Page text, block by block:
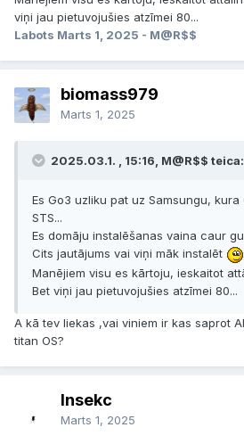
viņi jau pietuvojušies atzīmei 80...
Labots Marts 1, 2025 - M@R$$
biomass979
Marts 1, 2025
2025.03.1. , 15:16, M@R$$ teica:
Es Go3 uzliku pat uz Samsungu, kura
STS...
Es domāju instalēšanas vaina caur
Cits jautājums vai viņi māk instalēt
Manējiem visu es kārtoju, ieskaitot
Bet viņi jau pietuvojušies atzīmei 80...
A kā tev liekas ,vai viniem ir kas saprot
titan OS?
Insekc
Marts 1, 2025